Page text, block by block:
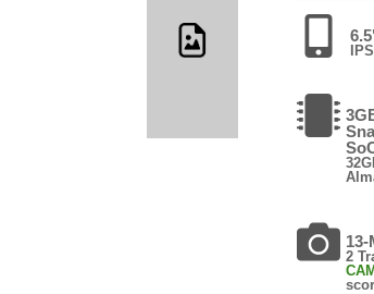
13-
2